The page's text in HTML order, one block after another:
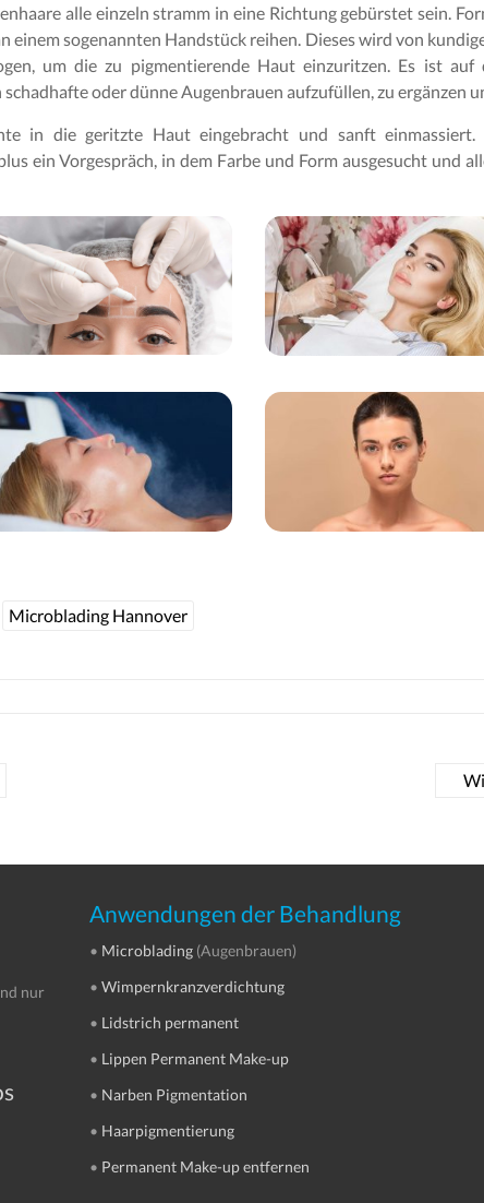
alle einzeln stramm in eine Richtung gebürstet sein.
einem sogenannten Handstück reihen. Dieses wird von
um die zu pigmentierende Haut einzuritzen. Es ist
oder dünne Augenbrauen aufzufüllen, zu ergänzen
in die geritzte Haut eingebracht und sanft
ein Vorgespräch, in dem Farbe und Form ausgesucht und
Microblading Hannover
nur
Anwendungen der Behandlung
• Microblading (Augenbrauen)
•Wimpernkranzverdichtung
• Lidstrich permanent
• Lippen Permanent Make-up
• Narben Pigmentation
• Haarpigmentierung
• Permanent Make-up entfernen